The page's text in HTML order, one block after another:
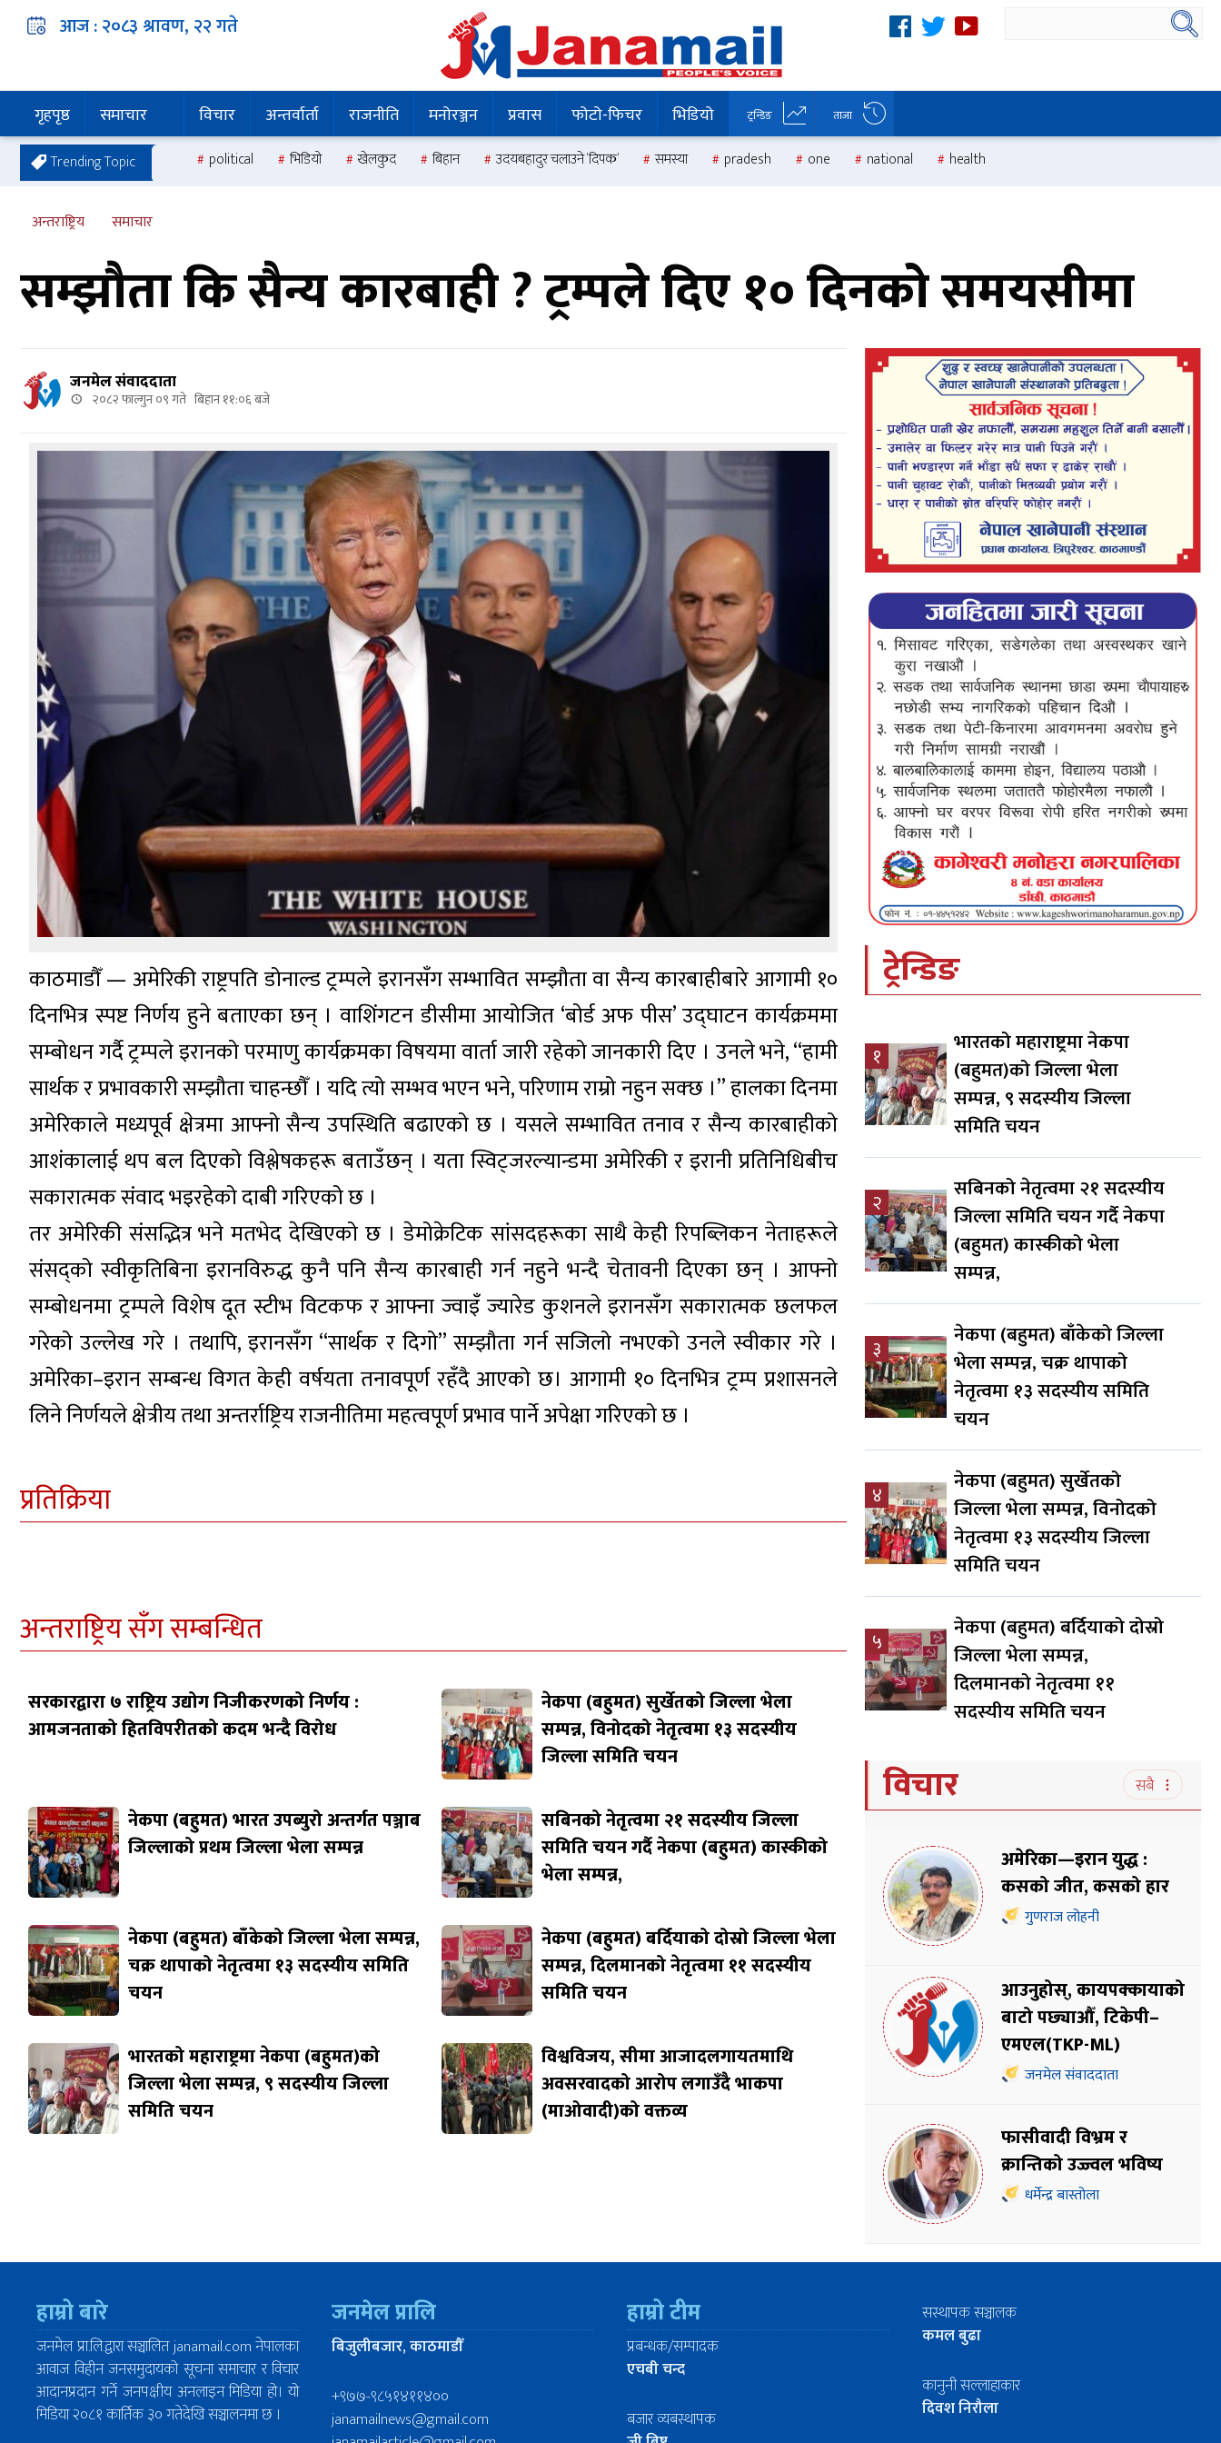
आज :२०८३ श्रावण, २२गते
गृहपृष्ठ समाचार विचार अन्तर्वार्ता राजनीति मनोरञ्जन प्रवास फोटो-फिचर भिडियो ट्रन्डिङ ताजा
Trending Topic political भिडियो खेलकुद बिहान उदयबहादुर चलाउने ‘दिपक’ समस्या pradesh one national health
अन्तराष्ट्रिय समाचार
सम्झौता कि सैन्य कारबाही ? ट्रम्पले दिए १० दिनको समयसीमा
जनमेल संवाददाता
२०८२ फाल्गुन ०९ गते बिहान ११:०६ बजे
काठमाडौँ — अमेरिकी राष्ट्रपति डोनाल्ड ट्रम्पले इरानसँग सम्भावित सम्झौता वा सैन्य कारबाहीबारे आगामी १०
दिनभित्र स्पष्ट निर्णय हुने बताएका छन् । वाशिंगटन डीसीमा आयोजित ‘बोर्ड अफ पीस’ उद्घाटन कार्यक्रममा
सम्बोधन गर्दै ट्रम्पले इरानको परमाणु कार्यक्रमका विषयमा वार्ता जारी रहेको जानकारी दिए । उनले भने, “हामी
सार्थक र प्रभावकारी सम्झौता चाहन्छौँ । यदि त्यो सम्भव भएन भने, परिणाम राम्रो नहुन सक्छ ।” हालका दिनमा
अमेरिकाले मध्यपूर्व क्षेत्रमा आफ्नो सैन्य उपस्थिति बढाएको छ । यसले सम्भावित तनाव र सैन्य कारबाहीको
आशंकालाई थप बल दिएको विश्लेषकहरू बताउँछन् । यता स्विट्जरल्यान्डमा अमेरिकी र इरानी प्रतिनिधिबीच
सकारात्मक संवाद भइरहेको दाबी गरिएको छ ।
तर अमेरिकी संसद्भित्र भने मतभेद देखिएको छ । डेमोक्रेटिक सांसदहरूका साथै केही रिपब्लिकन नेताहरूले
संसद्को स्वीकृतिबिना इरानविरुद्ध कुनै पनि सैन्य कारबाही गर्न नहुने भन्दै चेतावनी दिएका छन् । आफ्नो
सम्बोधनमा ट्रम्पले विशेष दूत स्टीभ विटकफ र आफ्ना ज्वाइँ ज्यारेड कुशनले इरानसँग सकारात्मक छलफल
गरेको उल्लेख गरे । तथापि, इरानसँग “सार्थक र दिगो” सम्झौता गर्न सजिलो नभएको उनले स्वीकार गरे ।
अमेरिका–इरान सम्बन्ध विगत केही वर्षयता तनावपूर्ण रहँदै आएको छ। आगामी १० दिनभित्र ट्रम्प प्रशासनले
लिने निर्णयले क्षेत्रीय तथा अन्तर्राष्ट्रिय राजनीतिमा महत्वपूर्ण प्रभाव पार्ने अपेक्षा गरिएको छ ।
प्रतिक्रिया
अन्तराष्ट्रिय सँग सम्बन्धित
सरकारद्वारा ७ राष्ट्रिय उद्योग निजीकरणको निर्णय :
आमजनताको हितविपरीतको कदम भन्दै विरोध
नेकपा (बहुमत) सुर्खेतको जिल्ला भेला
सम्पन्न, विनोदको नेतृत्वमा १३ सदस्यीय
जिल्ला समिति चयन
नेकपा (बहुमत) भारत उपब्युरो अन्तर्गत पञ्जाब
जिल्लाको प्रथम जिल्ला भेला सम्पन्न
सबिनको नेतृत्वमा २१ सदस्यीय जिल्ला
समिति चयन गर्दै नेकपा (बहुमत) कास्कीको
भेला सम्पन्न,
नेकपा (बहुमत) बाँकेको जिल्ला भेला सम्पन्न,
चक्र थापाको नेतृत्वमा १३ सदस्यीय समिति
चयन
नेकपा (बहुमत) बर्दियाको दोस्रो जिल्ला भेला
सम्पन्न, दिलमानको नेतृत्वमा ११ सदस्यीय
समिति चयन
भारतको महाराष्ट्रमा नेकपा (बहुमत)को
जिल्ला भेला सम्पन्न, ९ सदस्यीय जिल्ला
समिति चयन
विश्वविजय, सीमा आजादलगायतमाथि
अवसरवादको आरोप लगाउँदै भाकपा
(माओवादी)को वक्तव्य
ट्रेन्डिङ
१
भारतको महाराष्ट्रमा नेकपा
(बहुमत)को जिल्ला भेला
सम्पन्न, ९ सदस्यीय जिल्ला
समिति चयन
२
सबिनको नेतृत्वमा २१ सदस्यीय
जिल्ला समिति चयन गर्दै नेकपा
(बहुमत) कास्कीको भेला
सम्पन्न,
३
नेकपा (बहुमत) बाँकेको जिल्ला
भेला सम्पन्न, चक्र थापाको
नेतृत्वमा १३ सदस्यीय समिति
चयन
४
नेकपा (बहुमत) सुर्खेतको
जिल्ला भेला सम्पन्न, विनोदको
नेतृत्वमा १३ सदस्यीय जिल्ला
समिति चयन
५
नेकपा (बहुमत) बर्दियाको दोस्रो
जिल्ला भेला सम्पन्न,
दिलमानको नेतृत्वमा ११
सदस्यीय समिति चयन
विचार सबै
अमेरिका—इरान युद्ध :
कसको जीत, कसको हार
गुणराज लोहनी
आउनुहोस्, कायपक्कायाको
बाटो पछ्याऔँ, टिकेपी–
एमएल(TKP-ML)
जनमेल संवाददाता
फासीवादी विभ्रम र
क्रान्तिको उज्ज्वल भविष्य
धर्मेन्द्र बास्तोला
हाम्रो बारे
जनमेल प्रा.लि.द्वारा सञ्चालित janamail.com नेपालका
आवाज विहीन जनसमुदायको सूचना समाचार र विचार
आदानप्रदान गर्ने जनपक्षीय अनलाइन मिडिया हो। यो
मिडिया २०८१ कार्तिक ३० गतेदेखि सञ्चालनमा छ ।
जनमेल प्रालि
बिजुलीबजार, काठमाडौँ
+९७७-९८५१४११४००
janamailnews@gmail.com
हाम्रो टीम
प्रबन्धक/सम्पादक
एचबी चन्द
बजार व्यबस्थापक
सस्थापक सञ्चालक
कमल बुढा
कानुनी सल्लाहाकार
दिवश निरौला